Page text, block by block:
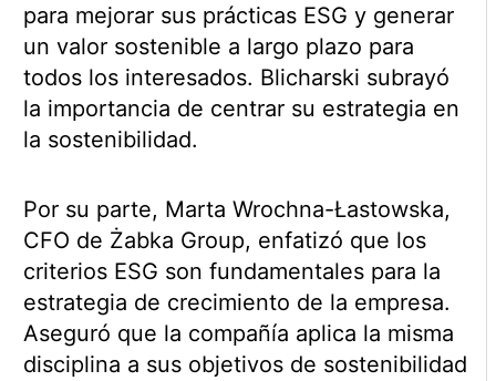
para mejorar sus prácticas ESG y generar
un valor sostenible a largo plazo para
todos los interesados. Blicharski subrayó
la importancia de centrar su estrategia en
la sostenibilidad.
Por su parte, Marta Wrochna-Łastowska,
CFO de Żabka Group, enfatizó que los
criterios ESG son fundamentales para la
estrategia de crecimiento de la empresa.
Aseguró que la compañía aplica la misma
disciplina a sus objetivos de sostenibilidad